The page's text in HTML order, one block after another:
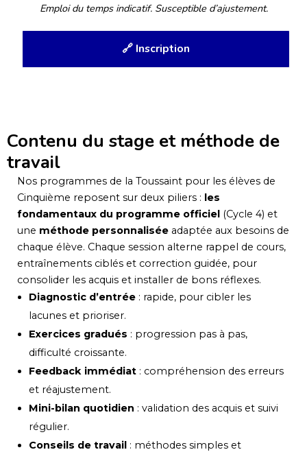
Emploi du temps indicatif. Susceptible d’ajustement.
🔗 Inscription
Contenu du stage et méthode de
travail
Nos programmes de la Toussaint pour les élèves de
Cinquième reposent sur deux piliers : les
fondamentaux du programme officiel (Cycle 4) et
une méthode personnalisée adaptée aux besoins de
chaque élève. Chaque session alterne rappel de cours,
entraînements ciblés et correction guidée, pour
consolider les acquis et installer de bons réflexes.
Diagnostic d’entrée : rapide, pour cibler les
lacunes et prioriser.
Exercices gradués : progression pas à pas,
difficulté croissante.
Feedback immédiat : compréhension des erreurs
et réajustement.
Mini-bilan quotidien : validation des acquis et suivi
régulier.
Conseils de travail : méthodes simples et